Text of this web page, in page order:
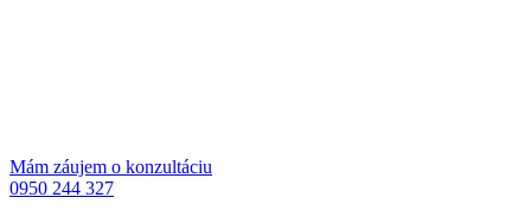
Mám záujem o konzultáciu
0950 244 327